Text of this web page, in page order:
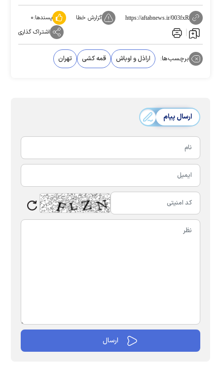
https://aftabnews.ir/003fxR گزارش خطا پسندها:۰
اشتراک گذاری
برچسب‌ها: اراذل و اوباش قمه کشی تهران
ارسال پیام